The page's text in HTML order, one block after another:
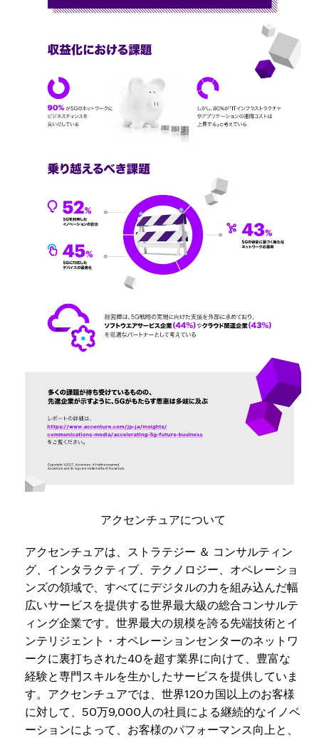
アクセンチュアについて
アクセンチュアは、ストラテジー ＆ コンサルティン
グ、インタラクティブ、テクノロジー、オペレーショ
ンズの領域で、すべてにデジタルの力を組み込んだ幅
広いサービスを提供する世界最大級の総合コンサルテ
ィング企業です。世界最大の規模を誇る先端技術とイ
ンテリジェント・オペレーションセンターのネットワ
ークに裏打ちされた40を超す業界に向けて、豊富な
経験と専門スキルを生かしたサービスを提供していま
す。アクセンチュアでは、世界120カ国以上のお客様
に対して、50万9,000人の社員による継続的なイノベ
ーションによって、お客様のパフォーマンス向上と、